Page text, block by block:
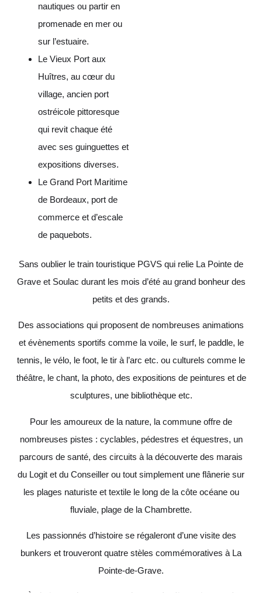
nautiques ou partir en
promenade en mer ou
sur l’estuaire.
Le Vieux Port aux
Huîtres, au cœur du
village, ancien port
ostréicole pittoresque
qui revit chaque été
avec ses guinguettes et
expositions diverses.
Le Grand Port Maritime
de Bordeaux, port de
commerce et d’escale
de paquebots.
Sans oublier le train touristique PGVS qui relie La Pointe de
Grave et Soulac durant les mois d’été au grand bonheur des
petits et des grands.
Des associations qui proposent de nombreuses animations
et évènements sportifs comme la voile, le surf, le paddle, le
tennis, le vélo, le foot, le tir à l’arc etc. ou culturels comme le
théâtre, le chant, la photo, des expositions de peintures et de
sculptures, une bibliothèque etc.
Pour les amoureux de la nature, la commune offre de
nombreuses pistes : cyclables, pédestres et équestres, un
parcours de santé, des circuits à la découverte des marais
du Logit et du Conseiller ou tout simplement une flânerie sur
les plages naturiste et textile le long de la côte océane ou
fluviale, plage de la Chambrette.
Les passionnés d’histoire se régaleront d’une visite des
bunkers et trouveront quatre stèles commémoratives à La
Pointe-de-Grave.